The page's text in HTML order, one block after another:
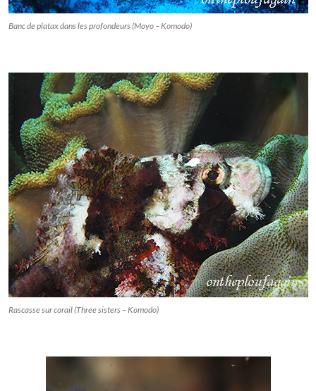
Banc de platax dans les profondeurs (Moyo – Komodo)
Rascasse sur corail (Three sisters – Komodo)